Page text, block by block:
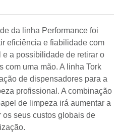
da linha Performance foi
eficiência e fiabilidade com
a possibilidade de retirar o
com uma mão. A linha Tork
de dispensadores para a
profissional. A combinação
de limpeza irá aumentar a
seus custos globais de